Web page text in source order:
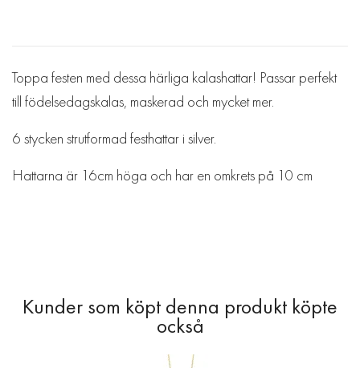
Toppa festen med dessa härliga kalashattar! Passar perfekt
till födelsedagskalas, maskerad och mycket mer.
6 stycken strutformad festhattar i silver.
Hattarna är 16cm höga och har en omkrets på 10 cm